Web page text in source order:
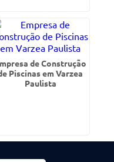
de Construção
Piscinas em Varzea
Paulista